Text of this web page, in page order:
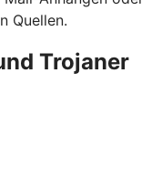
Quellen.
Trojaner